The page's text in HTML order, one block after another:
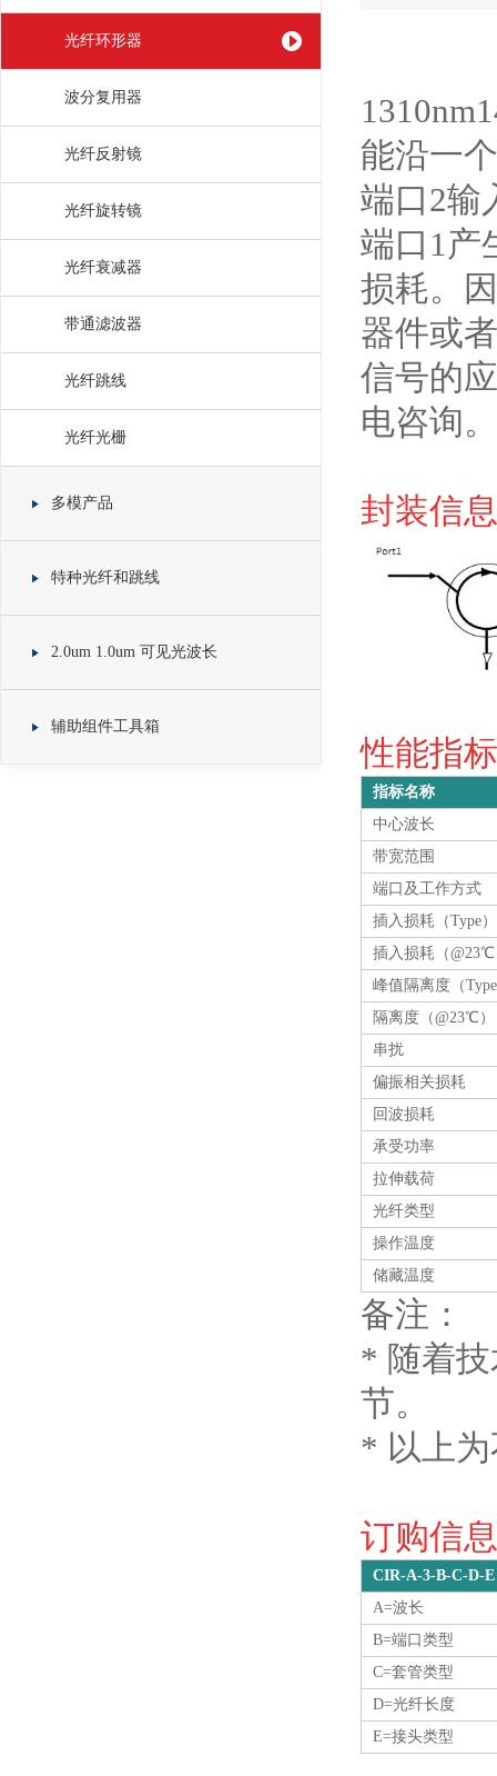
光纤环形器
波分复用器
光纤反射镜
光纤旋转镜
光纤衰减器
带通滤波器
光纤跳线
光纤光栅
多模产品
特种光纤和跳线
2.0um 1.0um 可见光波长
辅助组件工具箱
能沿一
端口2输
端口1产
损耗。
器件或
信号的
电咨询。
封装信
性能指
指标名称
中心波长
带宽范围
端口及工作方式
插入损耗（Type）
插入损耗（
峰值隔离度（
隔离度（@23℃）
串扰
偏振相关损耗
回波损耗
承受功率
拉伸载荷
光纤类型
操作温度
储藏温度
备注：
* 随着
节。
* 以上
订购信
CIR-A-3-B-C-D-E
A=波长
B=端口类型
C=套管类型
D=光纤长度
E=接头类型